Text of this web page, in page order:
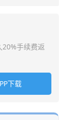
手续费返
下载